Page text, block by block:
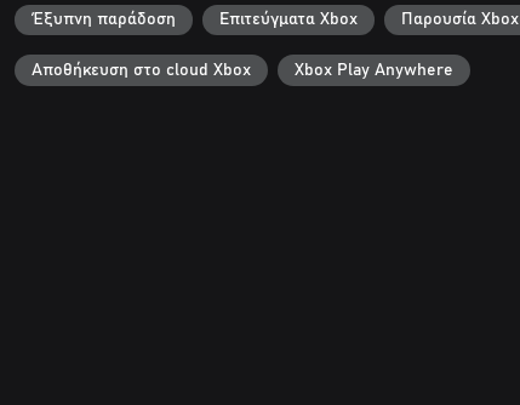
Έξυπνη παράδοση Επιτεύγματα Xbox Παρουσία Xbox
Αποθήκευση στο cloud Xbox Xbox Play Anywhere